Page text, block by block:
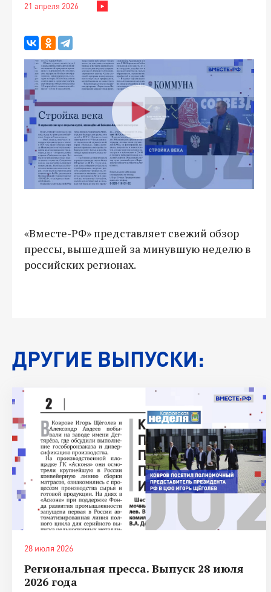
21 апреля 2026
«Вместе-РФ» представляет свежий обзор
прессы, вышедшей за минувшую неделю в
российских регионах.
ДРУГИЕ ВЫПУСКИ:
28 июля 2026
Региональная пресса. Выпуск 28 июля
2026 года